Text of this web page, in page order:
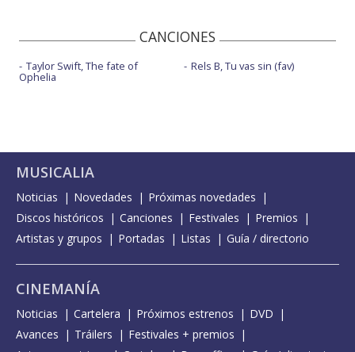
CANCIONES
Taylor Swift, The fate of
Ophelia
Rels B, Tu vas sin (fav)
MUSICALIA
Noticias Novedades
Próximas novedades
Discos históricos
Canciones Festivales
Premios
Artistas y grupos
Portadas Listas Guía / directorio
CINEMANÍA
Noticias Cartelera Próximos estrenos
DVD
Avances
Tráilers
Festivales + premios